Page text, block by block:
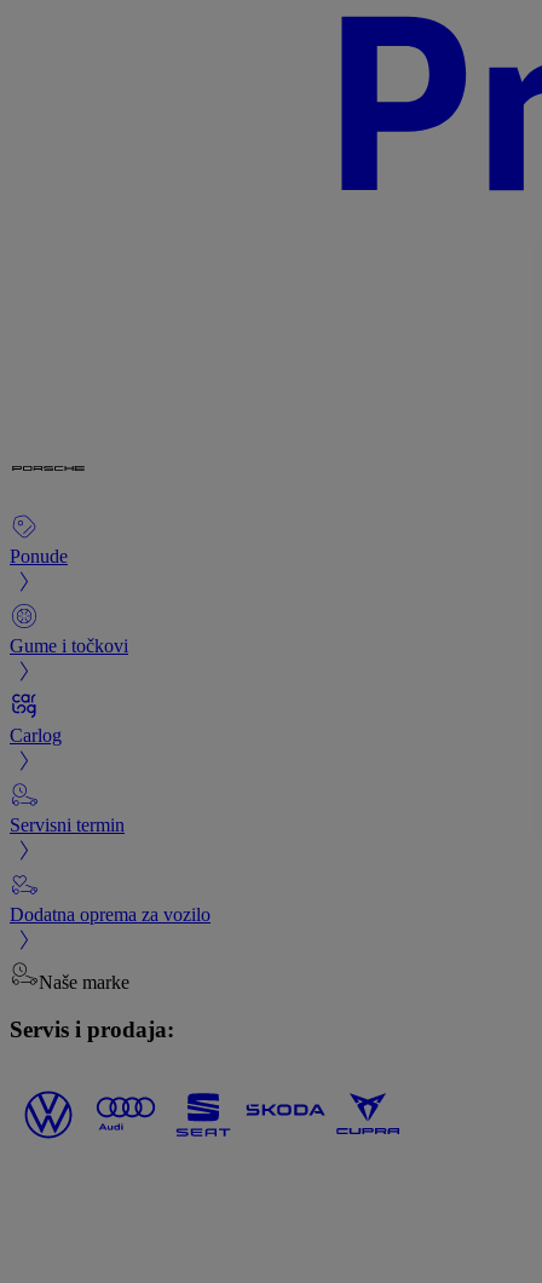
Ponude
Gume i točkovi
Carlog
Servisni termin
Dodatna oprema za vozilo
Naše marke
Servis i prodaja: